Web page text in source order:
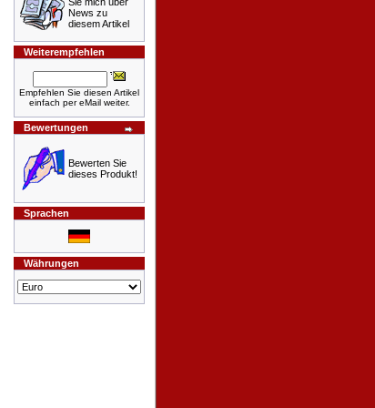
News zu
diesem Artikel
Weiterempfehlen
Empfehlen Sie diesen Artikel
einfach per eMail weiter.
Bewertungen
Bewerten Sie
dieses Produkt!
Sprachen
Währungen